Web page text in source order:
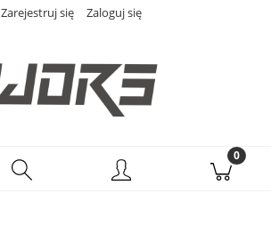
Zarejestruj się Zaloguj się